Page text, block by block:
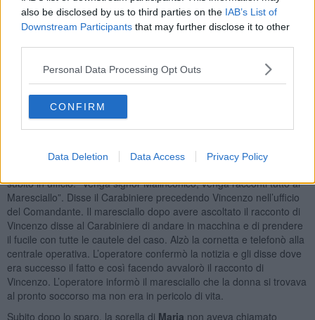
also be disclosed by us to third parties on the IAB’s List of
Downstream Participants that may further disclose it to other
Personal Data Processing Opt Outs
CONFIRM
Data Deletion Data Access Privacy Policy
viso per conoscere il motivo della sua visita. “Sì mi dica?” domandò
il Carabiniere. “Ho sparato a mia moglie, sono venuto per essere
arrestato. In macchina c’è il fucile” rispose Vincenzo.
prevedendo il rinvio, a data da destinarsi, del suo permesso
settimanale.
“Entri e si sieda qui.” disse il Carabiniere indicandogli una poltrona
in similpelle, color mosto rancido.
dell’alloggio di servizio, chiamò il Maresciallo. “Scenda c’è un tizio
subito in ufficio. “Venga signor Malinconico, venga racconti tutto al
Maresciallo”. Disse il Carabiniere precedendo Vincenzo nell’ufficio
del Comandante. Il maresciallo dopo avere ascoltato il racconto di
Vincenzo disse al Carabiniere di andare in macchina e di prendere
il fucile con tutte le cautele del caso. Alzò la cornetta e telefonò alla
centrale operativa. L’operatore confermò la notizia e gli disse dove
era successo il fatto e così facendo avvalorò il racconto di
Vincenzo. L’operatore informò il maresciallo che la donna si trovava
al pronto soccorso ma non era in pericolo di vita.
Subito dopo lo sparo, la sorella di Maria non aveva chiamato